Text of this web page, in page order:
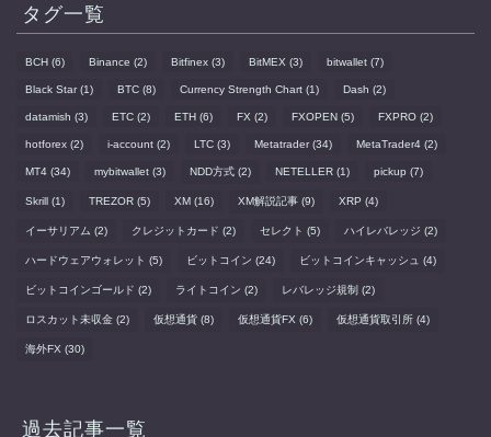
タグ一覧
BCH (6) Binance (2) Bitfinex (3) BitMEX (3) bitwallet (7)
Black Star(1) BTC (8) Currency Strength Chart (1) Dash (2)
datamish (3) ETC (2) ETH (6) FX (2) FXOPEN (5) FXPRO (2)
hotforex (2) i-account (2) LTC (3) Metatrader(34) MetaTrader4 (2)
MT4 (34) mybitwallet (3) NDD方式 (2) NETELLER (1) pickup (7)
Skrill (1) TREZOR (5) XM (16) XM解説記事 (9) XRP (4)
イーサリアム (2) クレジットカード (2) セレクト (5) ハイレバレッジ (2)
ハードウェアウォレット (5) ビットコイン (24) ビットコインキャッシュ (4)
ビットコインゴールド (2) ライトコイン (2) レバレッジ規制 (2)
ロスカット未収金 (2) 仮想通貨 (8) 仮想通貨FX (6) 仮想通貨取引所 (4)
海外FX (30)
過去記事一覧